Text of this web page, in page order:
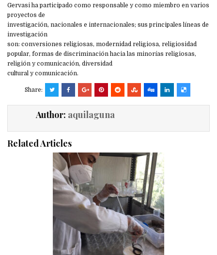
Gervasi ha participado como responsable y como miembro en varios
proyectos de
investigación, nacionales e internacionales; sus principales líneas de
investigación
son: conversiones religiosas, modernidad religiosa, religiosidad
popular, formas de discriminación hacia las minorías religiosas,
religión y comunicación, diversidad
cultural y comunicación.
Share:
Author: aquilaguna
Related Articles